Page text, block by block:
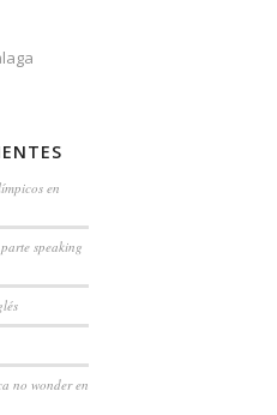
en
speaking
no wonder en